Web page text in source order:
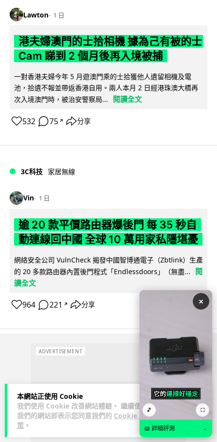
本網站正使用 Cookie
我們使用 Cookie 改善網站體驗。 繼續使用
我們的網站即表示您同意我們的 Cookie 政
策 。
Lawton 1 日
港夫婦澳門的士拾相機 據為己有被的士
Cam 睇到 2 個月後再入境被捕
一對香港夫婦今年 5 月遊澳門乘的士拾獲他人遺留相機及電
池，拾遺不報並帶返香港自用。兩人本月 2 日經港珠澳大橋再
次入境澳門時，被治安警察局...
閱讀全文
532 75 ↗ 分享
3C科技 家居無線
Vin 1 日
逾 20 款平價路由器爆後門 每 35 秒自
動連線回中國 全球 10 萬用家私隱堪憂
網絡安全公司 VulnCheck 揭發中國智博通電子（Zbtlink）生產
的 20 多款路由器內置後門程式「Endlessdoors」（無盡...
閱
讀全文
964 221 ↗ 分享
ADVERTISEMENT
×
🎵 ⛶
📖 詳細評測 →